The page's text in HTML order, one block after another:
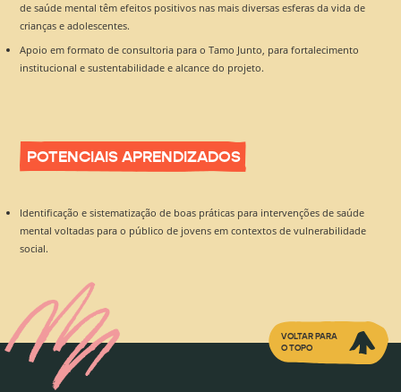
de saúde mental têm efeitos positivos nas mais diversas esferas da vida de
crianças e adolescentes.
Apoio em formato de consultoria para o Tamo Junto, para fortalecimento
institucional e sustentabilidade e alcance do projeto.
POTENCIAIS APRENDIZADOS
Identificação e sistematização de boas práticas para intervenções de saúde
mental voltadas para o público de jovens em contextos de vulnerabilidade
social.
VOLTAR PARA
O TOPO